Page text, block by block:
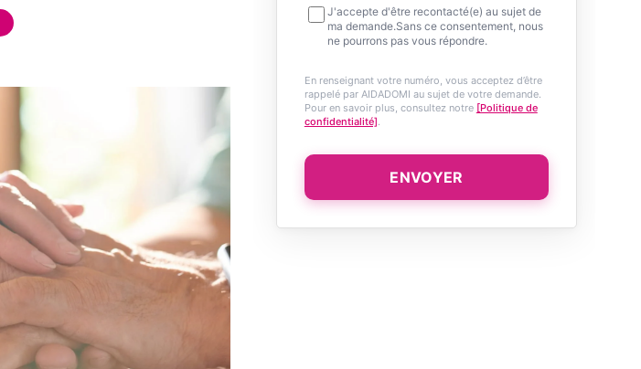
J'accepte d'être recontacté(e) au sujet de
ma demande.Sans ce consentement, nous
ne pourrons pas vous répondre.
En renseignant votre numéro, vous acceptez d’être
rappelé par AIDADOMI au sujet de votre demande.
Pour en savoir plus, consultez notre [Politique de
confidentialité]